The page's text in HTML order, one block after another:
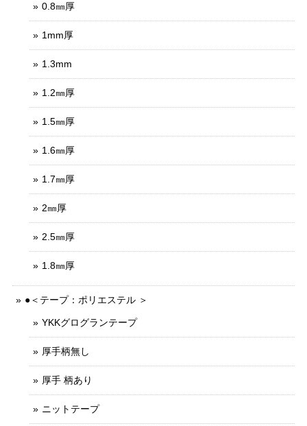
0.8㎜厚
1mm厚
1.3mm
1.2㎜厚
1.5㎜厚
1.6㎜厚
1.7㎜厚
2㎜厚
2.5㎜厚
1.8㎜厚
●＜テープ：ポリエステル ＞
YKKグログランテープ
厚手柄無し
厚手 柄あり
ニットテープ